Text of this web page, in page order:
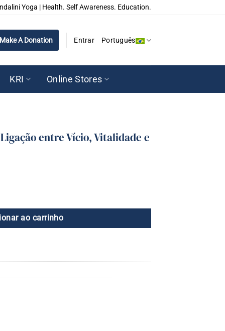
Yoga | Health. Self Awareness. Education.
Make A Donation Entrar Português
KRI Online Stores
entre Vício, Vitalidade e
ao carrinho